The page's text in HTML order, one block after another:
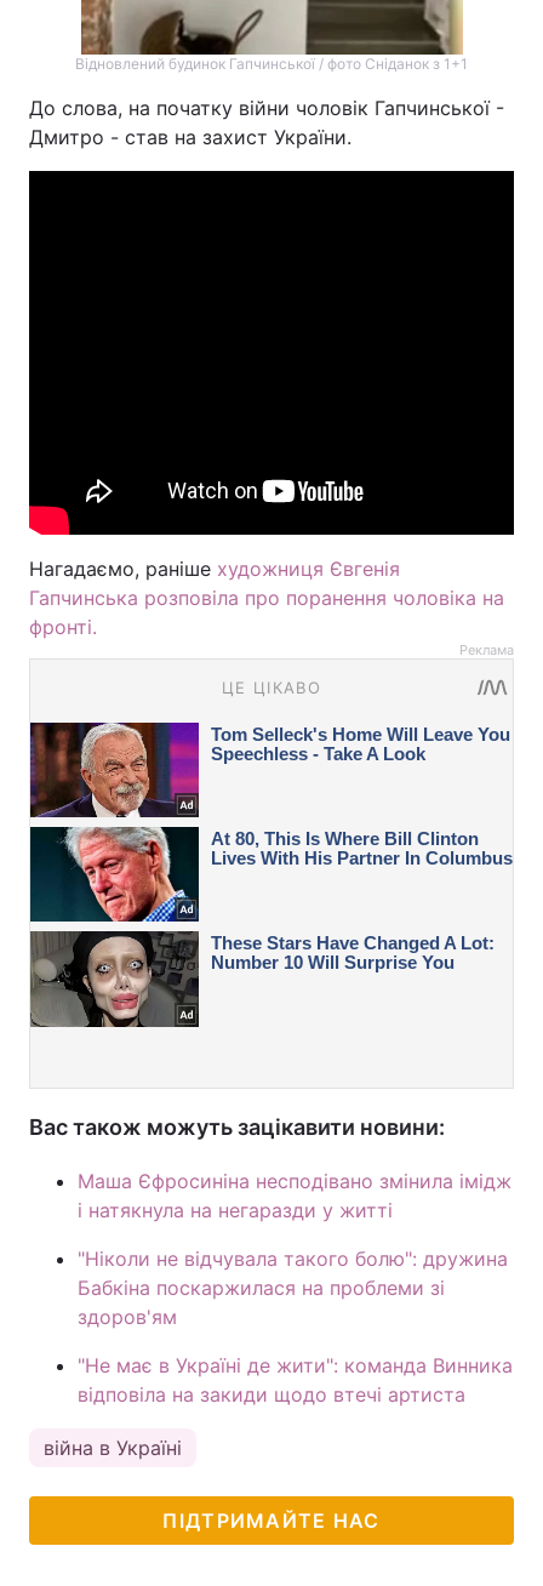
Відновлений будинок Гапчинської / фото Сніданок з 1+1
До слова, на початку війни чоловік Гапчинської -
Дмитро - став на захист України.
Нагадаємо, раніше художниця Євгенія
Гапчинська розповіла про поранення чоловіка на
фронті.
Реклама
Вас також можуть зацікавити новини:
Маша Єфросиніна несподівано змінила імідж
і натякнула на негаразди у житті
"Ніколи не відчувала такого болю": дружина
Бабкіна поскаржилася на проблеми зі
здоров'ям
"Не має в Україні де жити": команда Винника
відповіла на закиди щодо втечі артиста
війна в Україні
ПІДТРИМАЙТЕ НАС